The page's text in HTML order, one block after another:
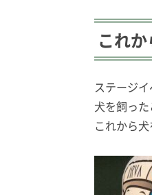
これ
ステージ
犬を飼っ
これから